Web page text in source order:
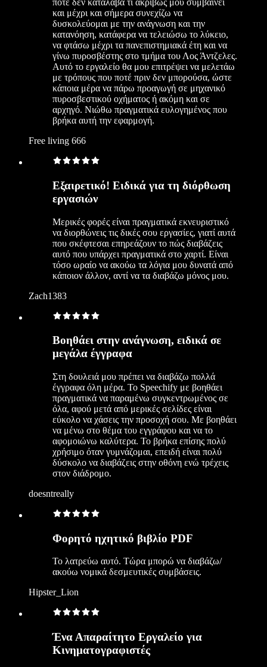
ποτέ δεν κατάλαβα τι ακριβώς μου συμβαίνει
και μέχρι και σήμερα συνεχίζω να
δυσκολεύομαι με την ανάγνωση και την
κατανόηση, κατάφερα να τελειώσω το λύκειο,
να φτάσω μέχρι τα πανεπιστημιακά έτη και να
γίνω πυροσβέστης στο τμήμα του Λος Άντζελες.
Αυτό το εργαλείο θα μου επιτρέψει να μελετάω
με τρόπους που ποτέ πριν δεν μπορούσα, ώστε
κάποια μέρα να πάρω προαγωγή σε μηχανικό
πυροσβεστικού οχήματος ή ακόμη και σε
αρχηγό. Νιώθω πραγματικά ευλογημένος που
βρήκα αυτή την εφαρμογή.
Free living 666
Εξαιρετικό! Ειδικά για τη διόρθωση
εργασιών
Μερικές φορές είναι πραγματικά εκνευριστικό
να διορθώνεις τις δικές σου εργασίες, γιατί αυτά
που σκέφτεσαι επηρεάζουν το πώς διαβάζεις
αυτό που υπάρχει πραγματικά στο χαρτί. Είναι
τόσο ωραίο να ακούω τα λόγια μου δυνατά από
κάποιον άλλον, αντί να τα διαβάζω μόνος μου.
Zach1383
Βοηθάει στην ανάγνωση, ειδικά σε
μεγάλα έγγραφα
Στη δουλειά μου πρέπει να διαβάζω πολλά
έγγραφα όλη μέρα. Το Speechify με βοηθάει
πραγματικά να παραμένω συγκεντρωμένος σε
όλα, αφού μετά από μερικές σελίδες είναι
εύκολο να χάσεις την προσοχή σου. Με βοηθάει
να μένω στο θέμα του εγγράφου και να το
αφομοιώνω καλύτερα. Το βρήκα επίσης πολύ
χρήσιμο όταν γυμνάζομαι, επειδή είναι πολύ
δύσκολο να διαβάζεις στην οθόνη ενώ τρέχεις
στον διάδρομο.
doesntreally
Φορητό ηχητικό βιβλίο PDF
Το λατρεύω αυτό. Τώρα μπορώ να διαβάζω/
ακούω νομικά δεσμευτικές συμβάσεις.
Hipster_Lion
Ένα Απαραίτητο Εργαλείο για
Κινηματογραφιστές